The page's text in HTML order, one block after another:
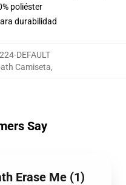
poliéster
durabilidad
DEFAULT
Camiseta,
Say
Erase Me (1)